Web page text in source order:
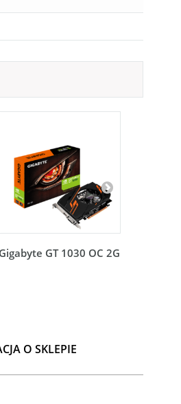
Gigabyte GT 1030 OC 2G
O SKLEPIE